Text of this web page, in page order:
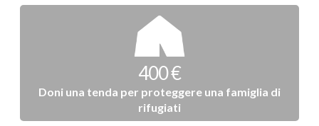
400 €
Doni una tenda per proteggere una famiglia di
rifugiati